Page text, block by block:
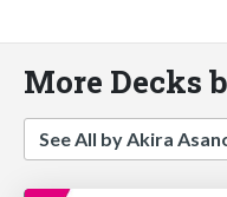
More Decks
See All by Akira